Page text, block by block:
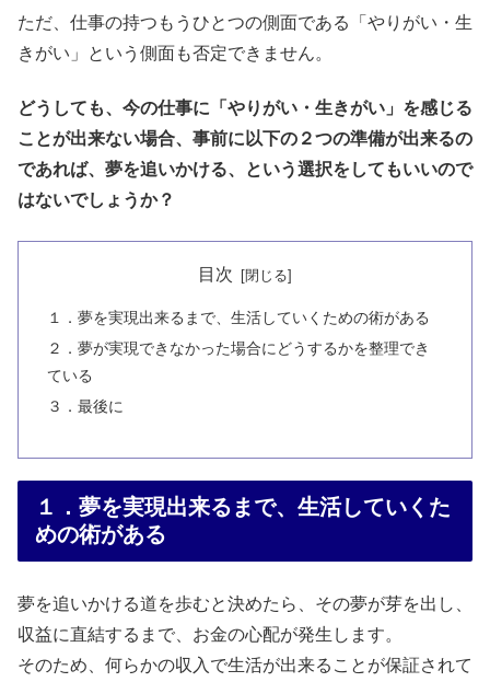
ただ、仕事の持つもうひとつの側面である「やりがい・生
きがい」という側面も否定できません。
どうしても、今の仕事に「やりがい・生きがい」を感じる
ことが出来ない場合、事前に以下の２つの準備が出来るの
であれば、夢を追いかける、という選択をしてもいいので
はないでしょうか？
目次
１．夢を実現出来るまで、生活していくための術がある
２．夢が実現できなかった場合にどうするかを整理でき
ている
３．最後に
１．夢を実現出来るまで、生活していくた
めの術がある
夢を追いかける道を歩むと決めたら、その夢が芽を出し、
収益に直結するまで、お金の心配が発生します。
そのため、何らかの収入で生活が出来ることが保証されて